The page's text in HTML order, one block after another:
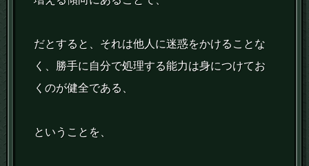
だとすると、それは他人に迷惑をかけることな
く、勝手に自分で処理する能力は身につけてお
くのが健全である、
ということを、